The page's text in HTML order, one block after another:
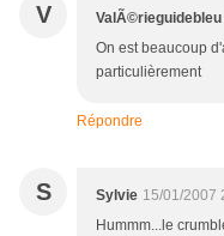
V ValÃ©rieguidebleu
On est beaucoup
particulièrement
Répondre
S Sylvie 15/01/2007
Hummm...le